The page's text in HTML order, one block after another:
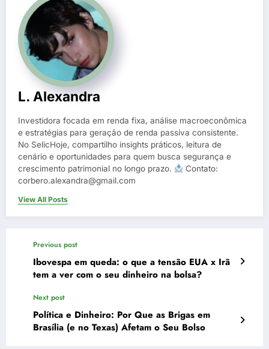
L. Alexandra
Investidora focada em renda fixa, análise macroeconômica
e estratégias para geração de renda passiva consistente.
No SelicHoje, compartilho insights práticos, leitura de
cenário e oportunidades para quem busca segurança e
crescimento patrimonial no longo prazo.
Contato:
corbero.alexandra@gmail.com
View All Posts
Previous post
Ibovespa em queda: o que a tensão EUA x Irã
tem a ver com o seu dinheiro na bolsa?
Next post
Política e Dinheiro: Por Que as Brigas em
Brasília (e no Texas) Afetam o Seu Bolso